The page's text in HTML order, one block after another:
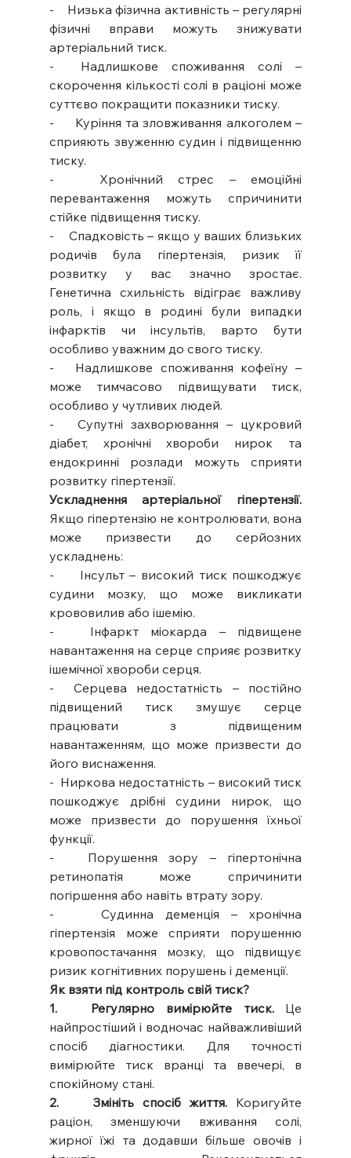
-    Низька фізична активність – регулярні
фізичні вправи можуть знижувати
артеріальний тиск.
-  Надлишкове споживання солі –
скорочення кількості солі в раціоні може
суттєво покращити показники тиску.
-     Куріння та зловживання алкоголем –
сприяють звуженню судин і підвищенню
тиску.
-   Хронічний стрес – емоційні
перевантаження можуть спричинити
стійке підвищення тиску.
-    Спадковість – якщо у ваших близьких
родичів була гіпертензія, ризик її
розвитку у вас значно зростає.
Генетична схильність відіграє важливу
роль, і якщо в родині були випадки
інфарктів чи інсультів, варто бути
особливо уважним до свого тиску.
-   Надлишкове споживання кофеїну –
може тимчасово підвищувати тиск,
особливо у чутливих людей.
-   Супутні захворювання – цукровий
діабет, хронічні хвороби нирок та
ендокринні розлади можуть сприяти
розвитку гіпертензії.
Ускладнення артеріальної гіпертензії.
Якщо гіпертензію не контролювати, вона
може призвести до серйозних
ускладнень:
-     Інсульт – високий тиск пошкоджує
судини мозку, що може викликати
крововилив або ішемію.
-   Інфаркт міокарда – підвищене
навантаження на серце сприяє розвитку
ішемічної хвороби серця.
-  Серцева недостатність – постійно
підвищений тиск змушує серце
працювати з підвищеним
навантаженням, що може призвести до
його виснаження.
-  Ниркова недостатність – високий тиск
пошкоджує дрібні судини нирок, що
може призвести до порушення їхньої
функції.
-   Порушення зору – гіпертонічна
ретинопатія може спричинити
погіршення або навіть втрату зору.
-    Судинна деменція – хронічна
гіпертензія може сприяти порушенню
кровопостачання мозку, що підвищує
ризик когнітивних порушень і деменції.
Як взяти під контроль свій тиск?
1.   Регулярно вимірюйте тиск. Це
найпростіший і водночас найважливіший
спосіб діагностики. Для точності
вимірюйте тиск вранці та ввечері, в
спокійному стані.
2.    Змініть спосіб життя. Коригуйте
раціон, зменшуючи вживання солі,
жирної їжі та додавши більше овочів і